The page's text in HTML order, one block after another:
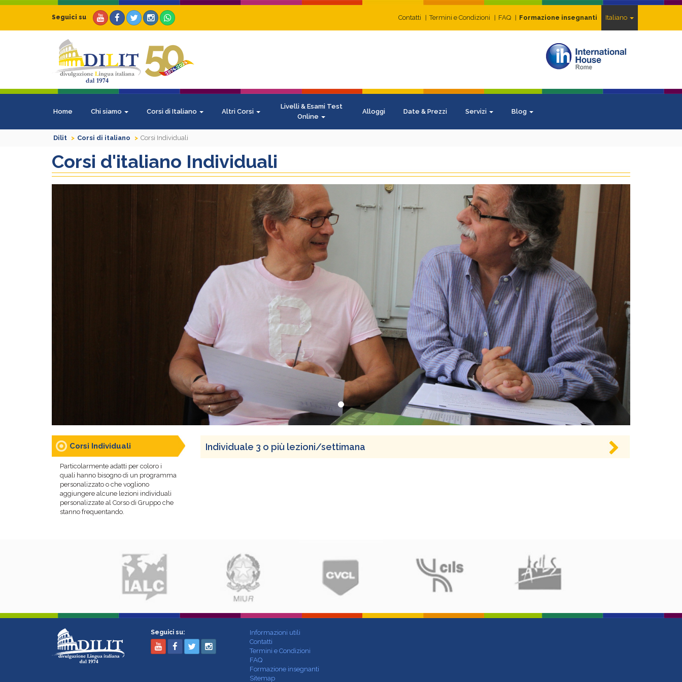
Contatti Termini e Condizioni FAQ Formazione insegnanti Italiano
Seguici su
Home Chi siamo Corsi di Italiano Altri Corsi
Livelli & Esami Test
Online
Alloggi Date & Prezzi Servizi Blog
Dilit Corsi di italiano Corsi Individuali
Corsi d'italiano Individuali
Corsi Individuali
Particolarmente adatti per coloro i
quali hanno bisogno di un programma
personalizzato o che vogliono
aggiungere alcune lezioni individuali
personalizzate al Corso di Gruppo che
stanno frequentando.
Individuale 3 o più lezioni/settimana
Seguici su:
Informazioni utili
Contatti
Termini e Condizioni
FAQ
Formazione insegnanti
Sitemap